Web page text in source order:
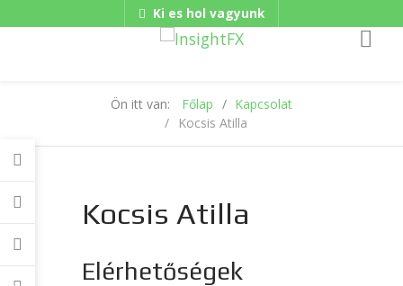
Ki es hol vagyunk
Ön itt van: Főlap
Kapcsolat
Kocsis Atilla
Kocsis Atilla
Elérhetőségek